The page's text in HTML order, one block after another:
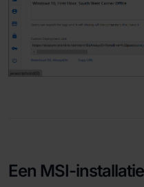
Een MSI-